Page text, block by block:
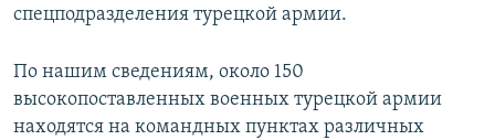
спецподразделения турецкой армии.
По нашим сведениям, около 150
высокопоставленных военных турецкой армии
находятся на командных пунктах различных